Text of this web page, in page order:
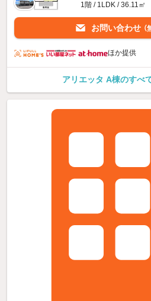
1階 / 1LDK / 36.11㎡
お問い合わせ （
ほか提供
アリエッタ A棟のすべ